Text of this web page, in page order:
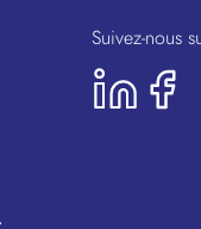
Suivez-nous